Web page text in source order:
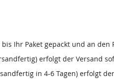
Ihr Paket gepackt und an
erfolgt der Versand
in 4-6 Tagen) erfolgt